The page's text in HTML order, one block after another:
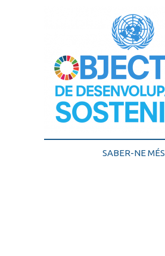
SABER-NE MÉS